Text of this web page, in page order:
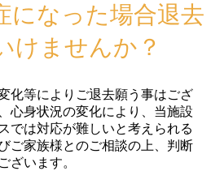
になった場合退去
けませんか？
化等によりご退去願う事はござ
心身状況の変化により、当施設
では対応が難しいと考えられる
ご家族様とのご相談の上、判断
ざいます。